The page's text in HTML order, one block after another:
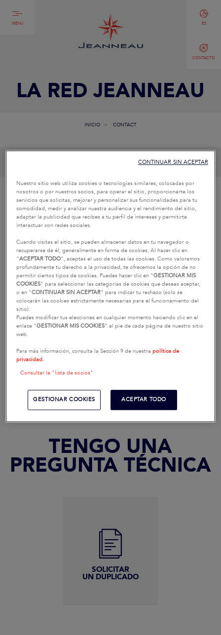
MENU
CONTACTO
ES
LA RED JEANNEAU
INICIO CONTACT
TENGO UNA
PREGUNTA DE
CARÁCTER
COMERCIAL
TENGO UNA
PREGUNTA TÉCNICA
SOLICITAR
UN DUPLICADO
Nuestro sitio web utiliza cookies o tecnologías similares, colocadas por
nosotros o por nuestros socios, para operar el sitio, proporcionarte los
servicios que solicitas, mejorar y personalizar sus funcionalidades para tu
comodidad, medir y analizar nuestra audiencia y el rendimiento del sitio,
adaptar la publicidad que recibes a tu perfil de intereses y permitirte
interactuar con redes sociales.
Cuando visitas el sitio, se pueden almacenar datos en tu navegador o
recuperarse de él, generalmente en forma de cookies. Al hacer clic en
"ACEPTAR TODO", aceptas el uso de todas las cookies. Como valoramos
profundamente tu derecho a la privacidad, te ofrecemos la opción de no
permitir ciertos tipos de cookies. Puedes hacer clic en "GESTIONAR MIS
COOKIES" para seleccionar las categorías de cookies que deseas aceptar,
o en "CONTINUAR SIN ACEPTAR" para indicar tu rechazo (solo se
colocarán las cookies estrictamente necesarias para el funcionamiento del
sitio).
Puedes modificar tus elecciones en cualquier momento haciendo clic en el
enlace "GESTIONAR MIS COOKIES" al pie de cada página de nuestro sitio
web.
Para más información, consulta la Sección 9 de nuestrapolítica de
privacidad.
Consultar la "lista de socios"
GESTIONAR COOKIES ACEPTAR TODO
CONTINUAR SIN ACEPTAR